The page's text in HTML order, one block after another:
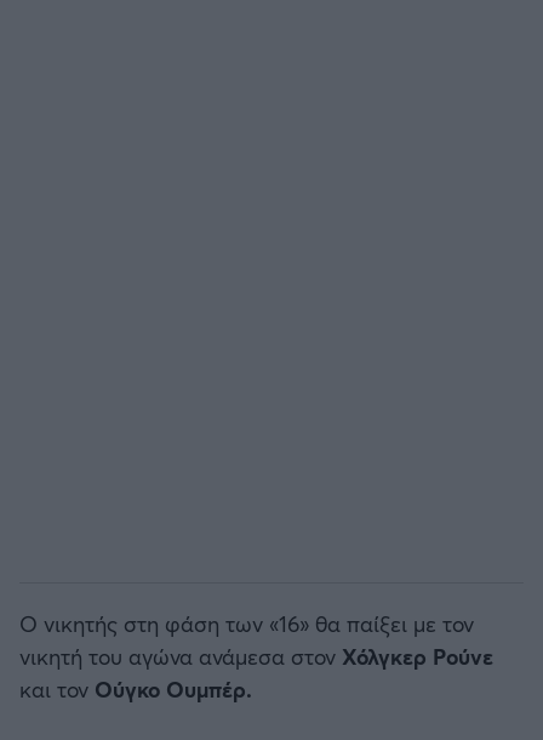
Ο νικητής στη φάση των «16» θα παίξει με τον
νικητή του αγώνα ανάμεσα στον Χόλγκερ Ρούνε
και τον Ούγκο Ουμπέρ.